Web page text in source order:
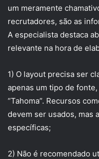
um meramente
recrutadores, são as
A especialista destaca
relevante na hora de
1) O layout precisa ser
apenas um tipo de fonte,
“Tahoma”. Recursos
devem ser usados, mas
específicas;
2) Não é recomendado